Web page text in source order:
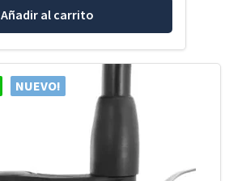
Añadir al carrito
NUEVO!